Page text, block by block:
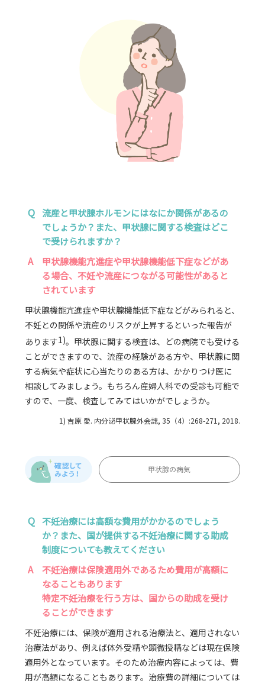
Q 流産と甲状腺ホルモンにはなにか関係があるの
でしょうか？また、甲状腺に関する検査はどこ
で受けられますか？
A
甲状腺機能亢進症や甲状腺機能低下症などがあ
る場合、不妊や流産につながる可能性があると
されています
甲状腺機能亢進症や甲状腺機能低下症などがみられると、
不妊との関係や流産のリスクが上昇するといった報告が
あります1)。甲状腺に関する検査は、どの病院でも受ける
ことができますので、流産の経験がある方や、甲状腺に関
する病気や症状に心当たりのある方は、かかりつけ医に
相談してみましょう。もちろん産婦人科での受診も可能で
すので、一度、検査してみてはいかがでしょうか。
1) 吉原 愛. 内分泌甲状腺外会誌, 35（4）:268-271, 2018.
甲状腺の病気
Q 不妊治療には高額な費用がかかるのでしょう
か？また、国が提供する不妊治療に関する助成
制度についても教えてください
A
不妊治療は保険適用外であるため費用が高額に
なることもあります
特定不妊治療を行う方は、国からの助成を受け
ることができます
不妊治療には、保険が適用される治療法と、適用されない
治療法があり、例えば体外受精や顕微授精などは現在保険
適用外となっています。そのため治療内容によっては、費
用が高額になることもあります。治療費の詳細については